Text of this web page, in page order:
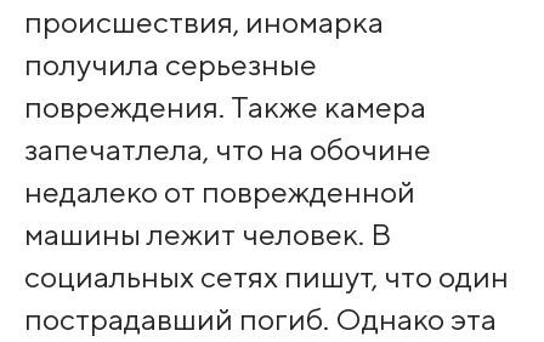
происшествия, иномарка
получила серьезные
повреждения. Также камера
запечатлела, что на обочине
недалеко от поврежденной
машины лежит человек. В
социальных сетях пишут, что один
пострадавший погиб. Однако эта